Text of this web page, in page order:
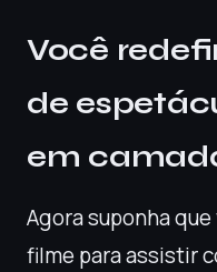
Você
de
em
Agora suponha
filme para assistir